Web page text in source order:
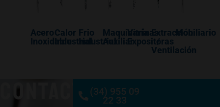
Acero
Inoxidable
Calor
Industrial
Frio
Industrial
Maquinaría
Auxiliar
Vitrinas
Expositoras
Extracción
/
Ventilación
Mobiliario
CONTACTO(34) 955 09
22 33